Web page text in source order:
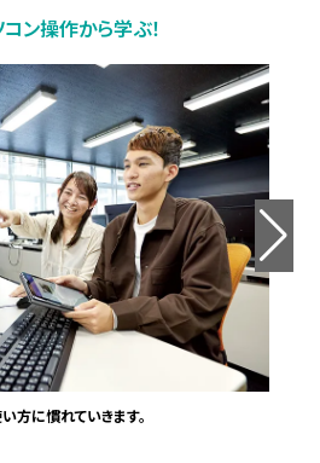
ン操作から学ぶ！
方に慣れていきます。